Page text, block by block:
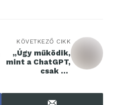
KÖVETKEZŐ CIKK
„Úgy működik,
mint a ChatGPT,
csak mi